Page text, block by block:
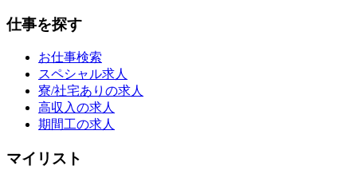
仕事を探す
お仕事検索
スペシャル求人
寮/社宅ありの求人
高収入の求人
期間工の求人
マイリスト